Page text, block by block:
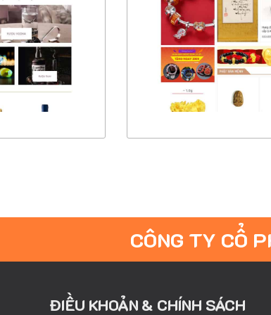
CHI
XEM
CÔNG TY CỔ
ĐIỀU KHOẢN & CHÍNH SÁCH